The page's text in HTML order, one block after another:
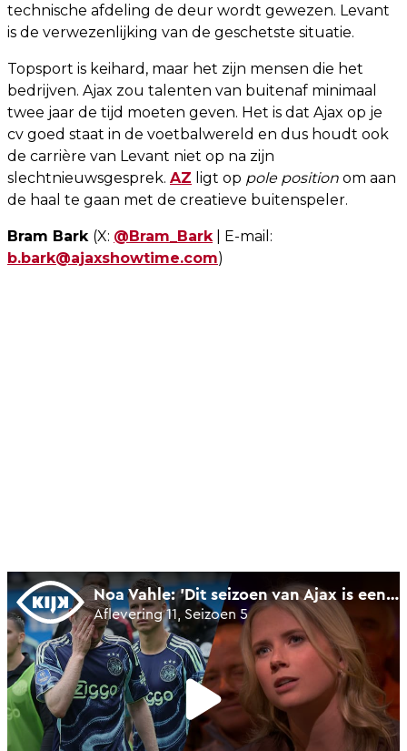
technische afdeling de deur wordt gewezen. Levant
is de verwezenlijking van de geschetste situatie.
Topsport is keihard, maar het zijn mensen die het
bedrijven. Ajax zou talenten van buitenaf minimaal
twee jaar de tijd moeten geven. Het is dat Ajax op je
cv goed staat in de voetbalwereld en dus houdt ook
de carrière van Levant niet op na zijn
slechtnieuwsgesprek. AZ ligt op pole position om aan
de haal te gaan met de creatieve buitenspeler.
Bram Bark (X: @Bram_Bark| E-mail:
b.bark@ajaxshowtime.com)